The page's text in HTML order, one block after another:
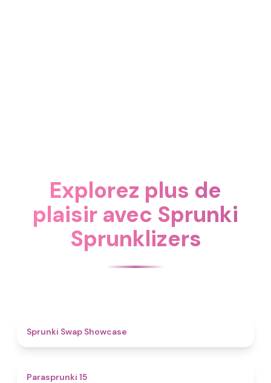
Explorez plus de
plaisir avec Sprunki
Sprunklizers
Sprunki Swap Showcase
Parasprunki 15